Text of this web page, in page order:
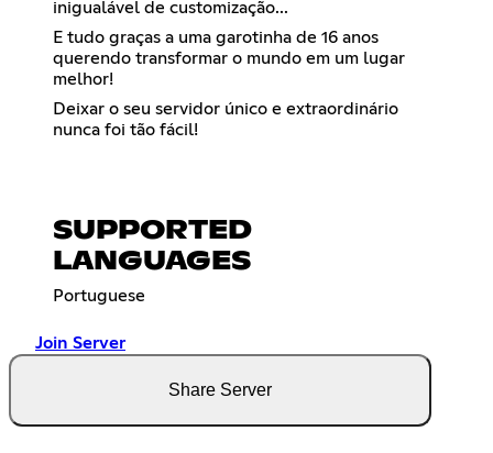
inigualável de customização...
E tudo graças a uma garotinha de 16 anos
querendo transformar o mundo em um lugar
melhor!
Deixar o seu servidor único e extraordinário
nunca foi tão fácil!
SUPPORTED
LANGUAGES
Portuguese
Join Server
Share Server